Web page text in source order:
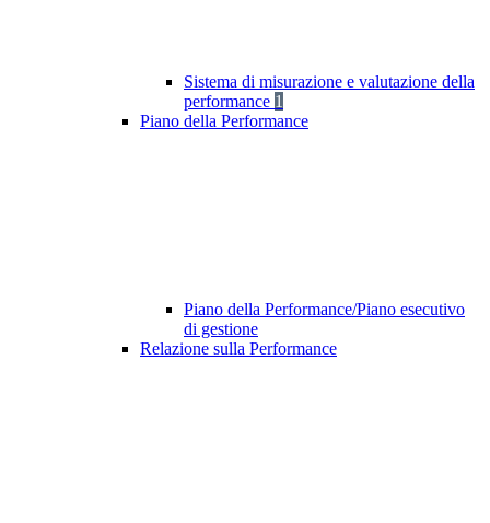
Sistema di misurazione e valutazione della
performance 1
Piano della Performance
Piano della Performance/Piano esecutivo
di gestione
Relazione sulla Performance